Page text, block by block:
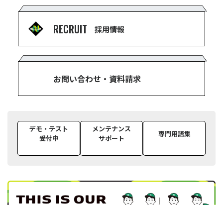
RECRUIT 採用情報
お問い合わせ・資料請求
デモ・テスト
受付中
メンテナンス
サポート
専門用語集